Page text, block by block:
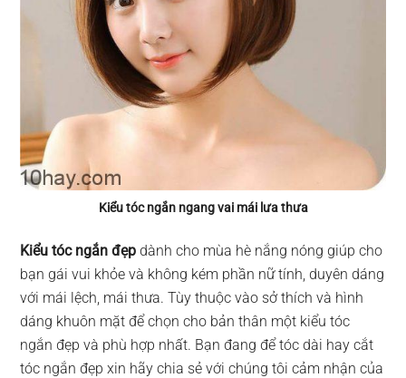
Kiểu tóc ngắn ngang vai mái lưa thưa
Kiểu tóc ngắn đẹp dành cho mùa hè nắng nóng giúp cho
bạn gái vui khỏe và không kém phần nữ tính, duyên dáng
với mái lệch, mái thưa. Tùy thuộc vào sở thích và hình
dáng khuôn mặt để chọn cho bản thân một kiểu tóc
ngắn đẹp và phù hợp nhất. Bạn đang để tóc dài hay cắt
tóc ngắn đẹp xin hãy chia sẻ với chúng tôi cảm nhận của